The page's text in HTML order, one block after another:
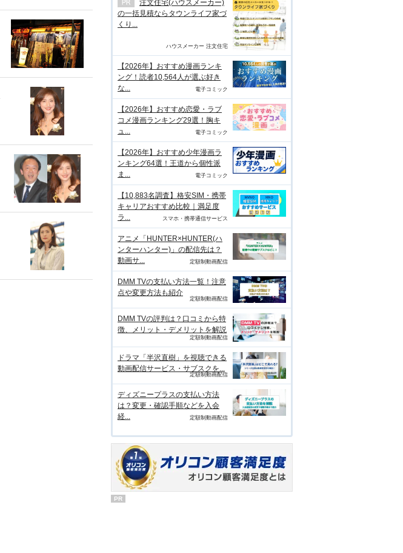
注文住宅(ハウスメーカー)
の一括見積ならタウンライフ家づ
くり...
ハウスメーカー 注文住宅
【2026年】おすすめ漫画ランキ
ング！読者10,564人が選ぶ好き
な...
電子コミック
【2026年】おすすめ恋愛・ラブ
コメ漫画ランキング29選！胸キ
ュ...
電子コミック
【2026年】おすすめ少年漫画ラ
ンキング64選！王道から個性派
ま...
電子コミック
【10,883名調査】格安SIM・携帯
キャリアおすすめ比較｜満足度
ラ...
スマホ・携帯通信サービス
アニメ「HUNTER×HUNTER(ハ
ンターハンター)」の配信先は？
動画サ...
定額制動画配信
DMM TVの支払い方法一覧！注意
点や変更方法も紹介
定額制動画配信
DMM TVの評判は？口コミから特
徴、メリット・デメリットを解説
定額制動画配信
ドラマ「半沢直樹」を視聴できる
動画配信サービス・サブスクを...
定額制動画配信
ディズニープラスの支払い方法
は？変更・確認手順などを入会
経...
定額制動画配信
PR